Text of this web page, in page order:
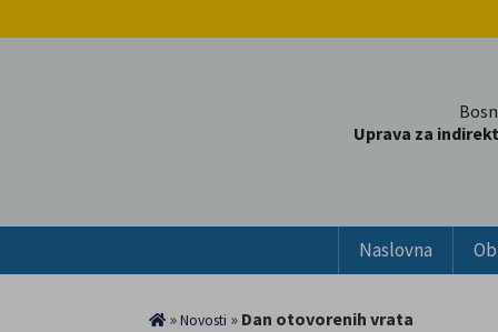
Uprava za
Naslovna
»Novosti » Dan otovorenih vrata